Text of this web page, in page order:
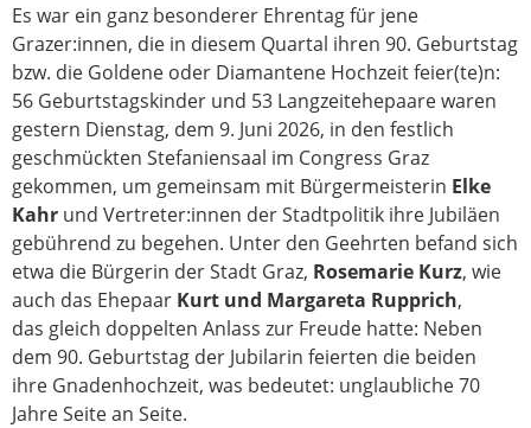
Es war ein ganz besonderer Ehrentag für jene
Grazer:innen, die in diesem Quartal ihren 90. Geburtstag
bzw. die Goldene oder Diamantene Hochzeit feier(te)n:
56 Geburtstagskinder und 53 Langzeitehepaare waren
gestern Dienstag, dem 9. Juni 2026, in den festlich
geschmückten Stefaniensaal im Congress Graz
gekommen, um gemeinsam mit Bürgermeisterin Elke
Kahr und Vertreter:innen der Stadtpolitik ihre Jubiläen
gebührend zu begehen. Unter den Geehrten befand sich
etwa die Bürgerin der Stadt Graz, Rosemarie Kurz, wie
auch das Ehepaar Kurt und Margareta Rupprich,
das gleich doppelten Anlass zur Freude hatte: Neben
dem 90. Geburtstag der Jubilarin feierten die beiden
ihre Gnadenhochzeit, was bedeutet: unglaubliche 70
Jahre Seite an Seite.